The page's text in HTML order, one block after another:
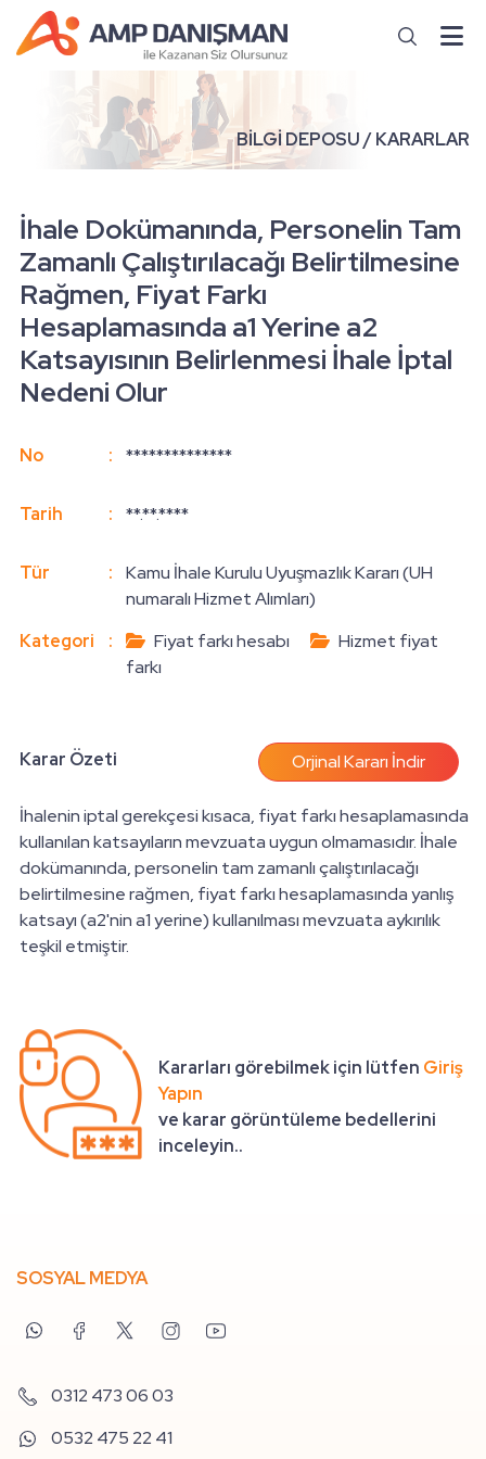
BİLGİ DEPOSU / KARARLAR
İhale Dokümanında, Personelin Tam
Zamanlı Çalıştırılacağı Belirtilmesine
Rağmen, Fiyat Farkı
Hesaplamasında a1 Yerine a2
Katsayısının Belirlenmesi İhale İptal
Nedeni Olur
No : **************
Tarih : **.**.****
Tür :
Kamu İhale Kurulu Uyuşmazlık Kararı (UH
numaralı Hizmet Alımları)
Kategori
: Fiyat farkı hesabı
Hizmet fiyat
farkı
Karar Özeti Orjinal Kararı İndir
İhalenin iptal gerekçesi kısaca, fiyat farkı hesaplamasında
kullanılan katsayıların mevzuata uygun olmamasıdır. İhale
dokümanında, personelin tam zamanlı çalıştırılacağı
belirtilmesine rağmen, fiyat farkı hesaplamasında yanlış
katsayı (a2'nin a1 yerine) kullanılması mevzuata aykırılık
teşkil etmiştir.
Kararları görebilmek için lütfen Giriş
Yapın
ve karar görüntüleme bedellerini
inceleyin..
SOSYAL MEDYA
0312 473 06 03
0532 475 22 41